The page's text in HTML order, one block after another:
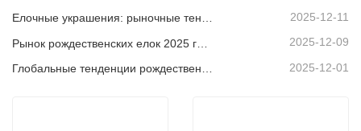
Елочные украшения: рыночные тенденции, анализ цепочки поставок и руководство по закупкам на 2025 год. 2025-12-11
2025-12-09
2025-12-01